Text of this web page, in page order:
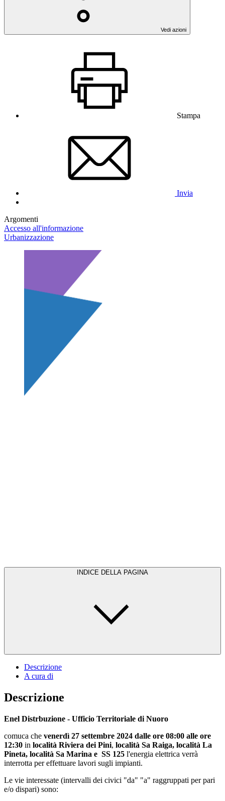
Vedi azioni
Stampa
Invia
Argomenti
Accesso all'informazione
Urbanizzazione
INDICE DELLA PAGINA
Descrizione
A cura di
Descrizione
Enel Distrbuzione - Ufficio Territoriale di Nuoro
comuca che venerdì 27 settembre 2024 dalle ore 08:00 alle ore
12:30 in località Riviera dei Pini, località Sa Raiga, località La
Pineta, località Sa Marina e SS 125 l'energia elettrica verrà
interrotta per effettuare lavori sugli impianti.
Le vie interessate (intervalli dei civici "da" "a" raggruppati per pari
e/o dispari) sono: